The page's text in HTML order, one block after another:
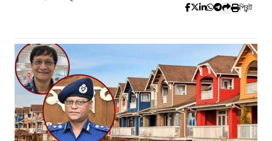
প্রিন্ট